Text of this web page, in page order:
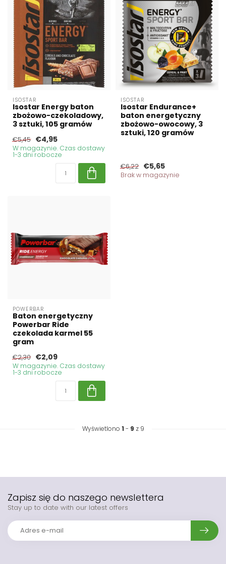
ISOSTAR
Isostar Energy baton
zbożowo-czekoladowy,
3 sztuki, 105 gramów
€5,45 €4,95
W magazynie. Czas dostawy
1-3 dni robocze
ISOSTAR
Isostar Endurance+
baton energetyczny
zbożowo-owocowy, 3
sztuki, 120 gramów
€6,22 €5,65
Brak w magazynie
POWERBAR
Baton energetyczny
Powerbar Ride
czekolada karmel 55
gram
€2,30 €2,09
W magazynie. Czas dostawy
1-3 dni robocze
Wyświetlono 1 - 9 z 9
Zapisz się do naszego newslettera
Stay up to date with our latest offers